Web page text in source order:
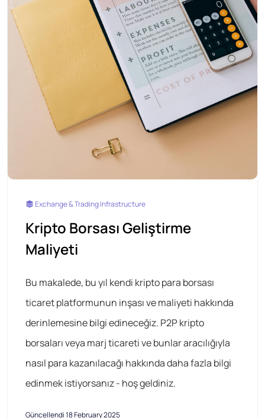
Exchange & Trading Infrastructure
Kripto Borsası Geliştirme
Maliyeti
Bu makalede, bu yıl kendi kripto para borsası
ticaret platformunun inşası ve maliyeti hakkında
derinlemesine bilgi edineceğiz. P2P kripto
borsaları veya marj ticareti ve bunlar aracılığıyla
nasıl para kazanılacağı hakkında daha fazla bilgi
edinmek istiyorsanız - hoş geldiniz.
Güncellendi 18 February 2025